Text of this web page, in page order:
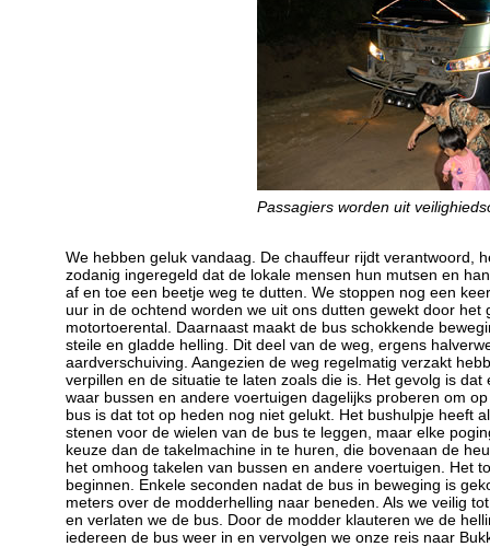
Passagiers worden uit
We hebben geluk vandaag. De chauffeur rijdt verantwoord,
zodanig ingeregeld dat de lokale mensen hun mutsen en
af en toe een beetje weg te dutten. We stoppen nog een
uur in de ochtend worden we uit ons dutten gewekt door
motortoerental. Daarnaast maakt de bus schokkende
steile en gladde helling. Dit deel van de weg, ergens
aardverschuiving. Aangezien de weg regelmatig verzakt
verpillen en de situatie te laten zoals die is. Het gevolg is
waar bussen en andere voertuigen dagelijks proberen om
bus is dat tot op heden nog niet gelukt. Het bushulpje heeft
stenen voor de wielen van de bus te leggen, maar elke
keuze dan de takelmachine in te huren, die bovenaan de
het omhoog takelen van bussen en andere voertuigen. Het
beginnen. Enkele seconden nadat de bus in beweging is
meters over de modderhelling naar beneden. Als we veilig
en verlaten we de bus. Door de modder klauteren we de
iedereen de bus weer in en vervolgen we onze reis naar